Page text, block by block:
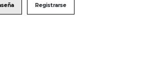
Registrarse